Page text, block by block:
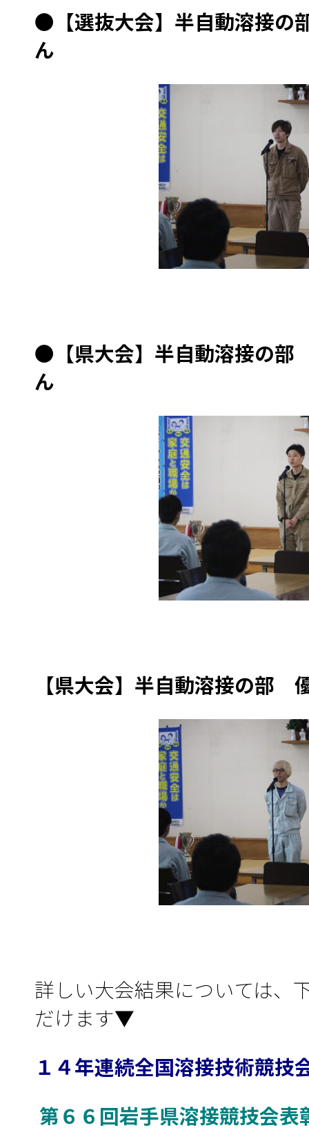
● 【選抜大会】半自動溶接
ん
● 【県大会】半自動溶接の
ん
【県大会】半自動溶接の部
詳しい大会結果については、
だけます▼
１４年連続全国溶接技術競技
第６６回岩手県溶接競技会表